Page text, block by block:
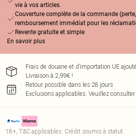
vie à vos articles.
Couverture complète de la commande
remboursement immédiat pour les
Revente gratuite et simple
En savoir plus
Frais de douane et d’importation UE
Livraison à 2,99€ !
Retour possible dans les 28 jours
Exclusions applicables. Veuillez consulter
18+, T&C applicables. Crédit soumis à statut